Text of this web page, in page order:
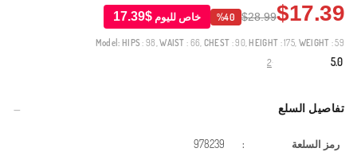
$17.39
$28.99
%40 خاص لليوم $17.39
Model: HIPS: 98,WAIST : 66, CHEST : 90, HEIGHT : 175, WEIGHT : 59
5.0
2
تفاصيل السلع
رمز السلعة :
978239